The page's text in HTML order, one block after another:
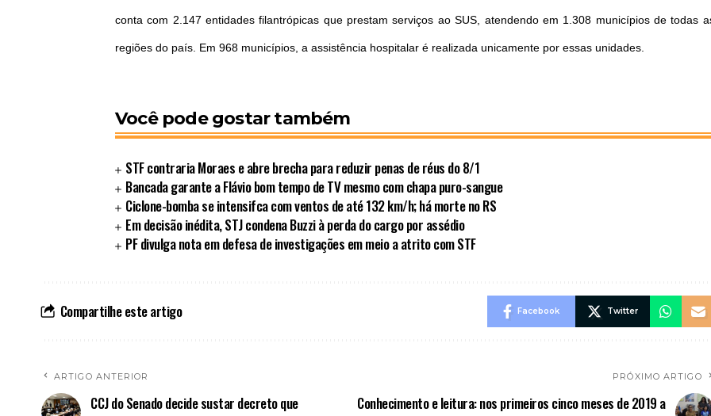
conta com 2.147 entidades filantrópicas que prestam serviços ao SUS, atendendo em 1.308 municípios de todas
regiões do país. Em 968 municípios, a assistência hospitalar é realizada unicamente por essas unidades.
Você pode gostar também
STF contraria Moraes e abre brecha para reduzir penas de réus do 8/1
Bancada garante a Flávio bom tempo de TV mesmo com chapa puro-sangue
Ciclone-bomba se intensifca com ventos de até 132 km/h; há morte no RS
Em decisão inédita, STJ condena Buzzi à perda do cargo por assédio
PF divulga nota em defesa de investigações em meio a atrito com STF
Compartilhe este artigo Facebook Twitter
ARTIGO ANTERIOR
CCJ do Senado decide sustar decreto que
PRÓXIMO ARTIGO
Conhecimento e leitura: nos primeiros cinco meses de 2019 a